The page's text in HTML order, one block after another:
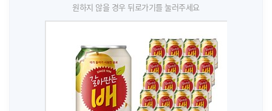
원하지 않을 경우 뒤로가기를 눌러주세요